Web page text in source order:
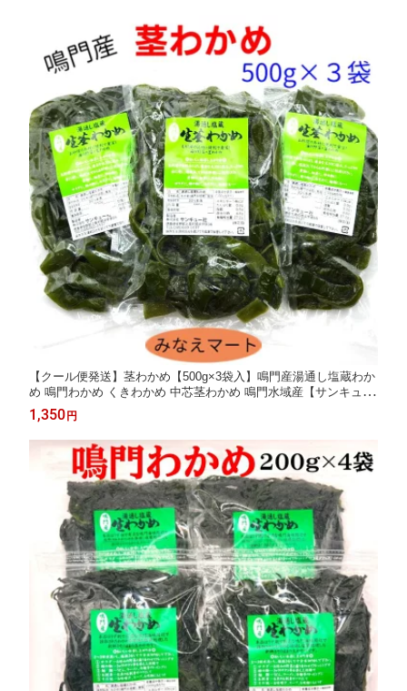
【クール便発送】茎わかめ【500g×3袋入】鳴門産湯通し塩蔵わか
め 鳴門わかめ くきわかめ 中芯茎わかめ 鳴門水域産【サンキュー
社】
1,350円